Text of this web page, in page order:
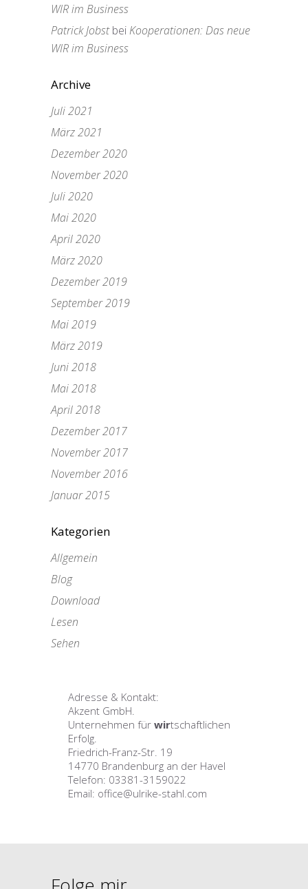
WIR im Business
Patrick JobstbeiKooperationen: Das neue
WIR im Business
Archive
Juli 2021
März 2021
Dezember 2020
November 2020
Juli 2020
Mai 2020
April 2020
März 2020
Dezember 2019
September 2019
Mai 2019
März 2019
Juni 2018
Mai 2018
April 2018
Dezember 2017
November 2017
November 2016
Januar 2015
Kategorien
Allgemein
Blog
Download
Lesen
Sehen
Adresse & Kontakt:
Akzent GmbH.
Unternehmen für wirtschaftlichen
Erfolg.
Friedrich-Franz-Str. 19
14770 Brandenburg an der Havel
Telefon: 03381-3159022
Email: office@ulrike-stahl.com